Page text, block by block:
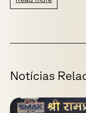
Notícias Rela